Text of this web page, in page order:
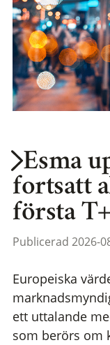
Esma
fortsatt
första
Publicerad 2026-
Europeiska
ett uttalande
som berörs om